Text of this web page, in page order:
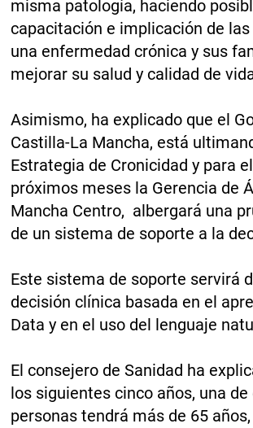
misma patología, haciendo
capacitación e implicación de
una enfermedad crónica y sus
mejorar su salud y calidad de
Asimismo, ha explicado que el
Castilla-La Mancha, está
Estrategia de Cronicidad y para
próximos meses la Gerencia de
Mancha Centro, albergará una
de un sistema de soporte a la
Este sistema de soporte servirá
decisión clínica basada en el
Data y en el uso del lenguaje
El consejero de Sanidad ha
los siguientes cinco años, una
personas tendrá más de 65